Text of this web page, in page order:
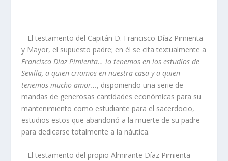
– El testamento del Capitán D. Francisco Dí­az Pimienta
y Mayor, el supuesto padre; en él se cita textualmente a
Francisco Dí­az Pimienta… lo tenemos en los estudios de
Sevilla, a quien criamos en nuestra casa y a quien
tenemos mucho amor…, disponiendo una serie de
mandas de generosas cantidades económicas para su
mantenimiento como estudiante para el sacerdocio,
estudios estos que abandonó a la muerte de su padre
para dedicarse totalmente a la náutica.
– El testamento del propio Almirante Dí­az Pimienta